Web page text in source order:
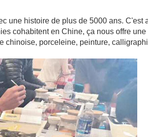
une histoire de plus de 5000 ans. C'est
cohabitent en Chine, ça nous offre
porceleine, peinture,